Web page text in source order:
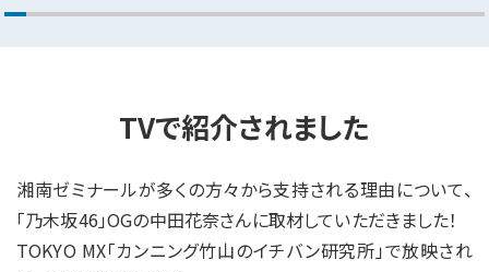
TVで紹介されました
湘南ゼミナールが多くの方々から支持される理由について、
「乃木坂46」OGの中田花奈さんに取材していただきました！
TOKYO MX「カンニング竹山のイチバン研究所」で放映され